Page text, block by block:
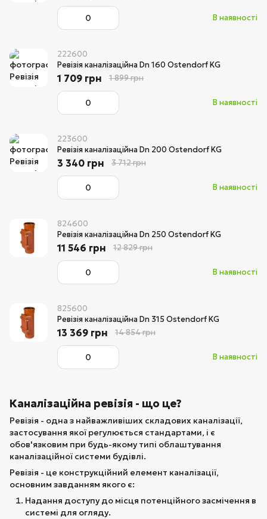
В наявності
222600
Ревізія каналізаційна Dn 160 Ostendorf KG
В наявності
1 709 грн 1 899 грн
223600
Ревізія каналізаційна Dn 200 Ostendorf KG
В наявності
3 340 грн 3 712 грн
824600
Ревізія каналізаційна Dn 250 Ostendorf KG
В наявності
11 546 грн 12 829 грн
825600
Ревізія каналізаційна Dn 315 Ostendorf KG
В наявності
13 369 грн 14 854 грн
Каналізаційна ревізія - що це?
Ревізія - одна з найважливіших складових каналізації,
застосування якої регулюється стандартами, і є
обов'язковим при будь-якому типі облаштування
каналізаційної системи будівлі.
Ревізія - це конструкційний елемент каналізації,
основним завданням якого є:
Надання доступу до місця потенційного засмічення в
системі для огляду.